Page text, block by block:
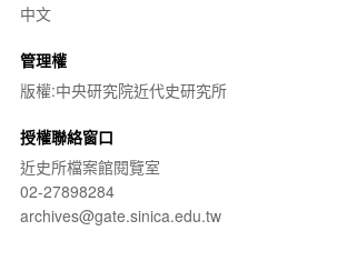
中文
管理權
版權:中央研究院近代史研究所
授權聯絡窗口
近史所檔案館閱覽室
02-27898284
archives@gate.sinica.edu.tw